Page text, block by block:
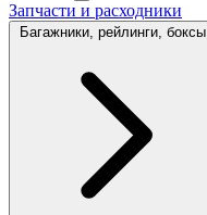
Запчасти и расходники
Багажники, рейлинги, боксы